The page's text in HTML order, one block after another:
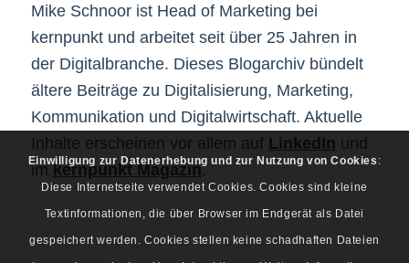
Mike Schnoor ist Head of Marketing bei
kernpunkt und arbeitet seit über 25 Jahren in
der Digitalbranche. Dieses Blogarchiv bündelt
ältere Beiträge zu Digitalisierung, Marketing,
Kommunikation und Digitalwirtschaft. Aktuelle
Inhalte erscheinen vor allem auf LinkedIn und
imkernpunkt Magazin.
Einwilligung zur Datenerhebung und zur Nutzung von Cookies :
Diese Internetseite verwendet Cookies. Cookies sind kleine
Textinformationen, die über Browser im Endgerät als Datei
gespeichert werden. Cookies stellen keine schadhaften Dateien